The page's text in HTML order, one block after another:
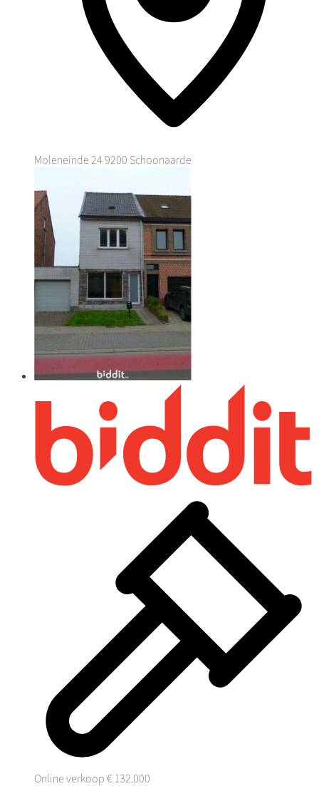
Moleneinde 24 9200 Schoonaarde
Online verkoop € 132.000